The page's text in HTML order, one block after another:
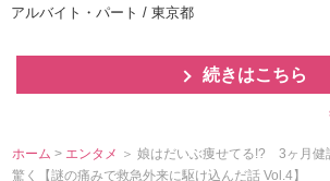
アルバイト・パート / 東京都
続きはこちら
ホーム > エンタメ ＞ 娘はだいぶ痩せてる!? 3ヶ月健
驚く【謎の痛みで救急外来に駆け込んだ話 Vol.4】